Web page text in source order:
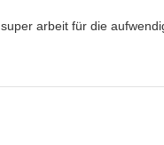
arbeit für die